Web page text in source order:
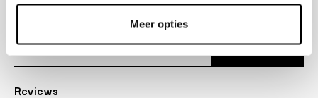
Meer opties
Reviews